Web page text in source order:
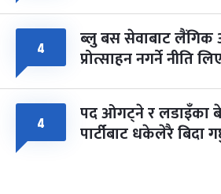
४ ब्लु बस सेवाबाट लैंगिक
प्रोत्साहन नगर्ने नीति
४ पद ओगट्ने र लडाइँका
पार्टीबाट धकेलेरै बिदा